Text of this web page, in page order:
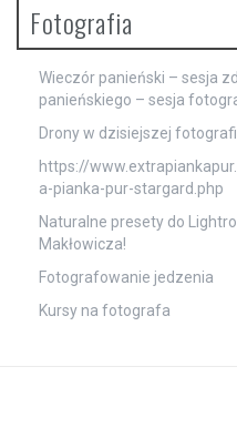
Fotografia
Wieczór panieński – sesja
panieńskiego – sesja
Drony w dzisiejszej
https://
a-pianka-pur-stargard.php
Naturalne presety do
Makłowicza!
Fotografowanie jedzenia
Kursy na fotografa